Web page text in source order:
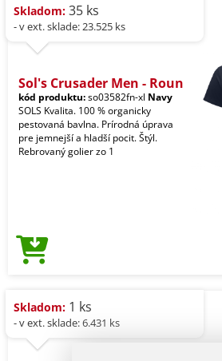
Skladom: 35 ks
- v ext. sklade: 23.525 ks
Sol's Crusader Men - Roun
kód produktu:so03582fn-xl Navy
SOLS Kvalita. 100 % organicky
pestovaná bavlna. Prírodná úprava
pre jemnejší a hladší pocit. Štýl.
Rebrovaný golier zo 1
Skladom: 1 ks
- v ext. sklade: 6.431 ks